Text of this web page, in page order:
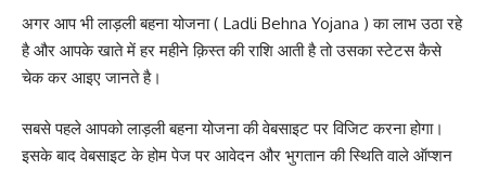
अगर आप भी लाड़ली बहना योजना ( Ladli Behna Yojana ) का लाभ उठा रहे
है और आपके खाते में हर महीने क़िस्त की राशि आती है तो उसका स्टेटस कैसे
चेक कर आइए जानते है।
सबसे पहले आपको लाड़ली बहना योजना की वेबसाइट पर विजिट करना होगा।
इसके बाद वेबसाइट के होम पेज पर आवेदन और भुगतान की स्थिति वाले ऑप्शन